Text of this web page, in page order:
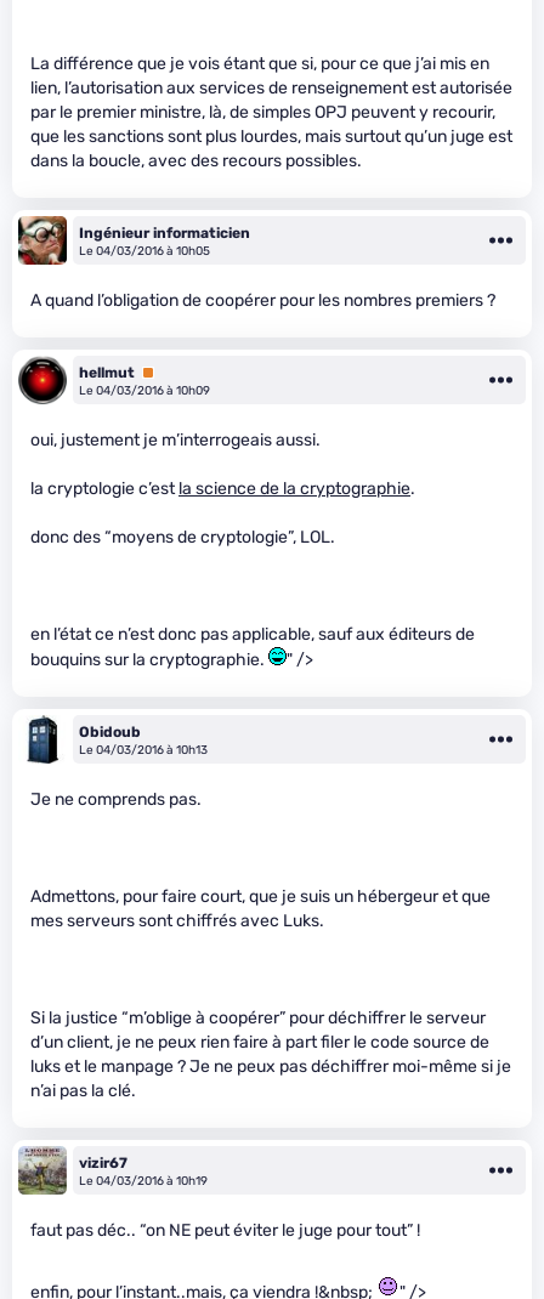
La différence que je vois étant que si, pour ce que j’ai mis en
lien, l’autorisation aux services de renseignement est autorisée
par le premier ministre, là, de simples OPJ peuvent y recourir,
que les sanctions sont plus lourdes, mais surtout qu’un juge est
dans la boucle, avec des recours possibles.
Ingénieur informaticien
Le 04/03/2016 à 10h05
A quand l’obligation de coopérer pour les nombres premiers ?
hellmut Premium
Le 04/03/2016 à 10h09
oui, justement je m’interrogeais aussi.
la cryptologie c’estla science de la cryptographie.
donc des “moyens de cryptologie”, LOL.
en l’état ce n’est donc pas applicable, sauf aux éditeurs de
bouquins sur la cryptographie.
" />
Obidoub
Le 04/03/2016 à 10h13
Je ne comprends pas.
Admettons, pour faire court, que je suis un hébergeur et que
mes serveurs sont chiffrés avec Luks.
Si la justice “m’oblige à coopérer” pour déchiffrer le serveur
d’un client, je ne peux rien faire à part filer le code source de
luks et le manpage ? Je ne peux pas déchiffrer moi-même si je
n’ai pas la clé.
vizir67
Le 04/03/2016 à 10h19
faut pas déc.. “on NE peut éviter le juge pour tout” !
enfin, pour l’instant..mais, ça viendra !&nbsp; " />